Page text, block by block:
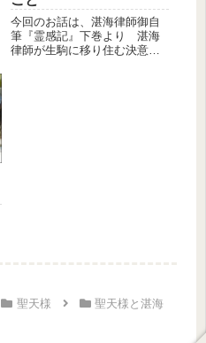
今回のお話は、湛海律師御自
筆『霊感記』下巻より 湛海
律師が生駒に移り住む決意を
聖天様
聖天様と湛海